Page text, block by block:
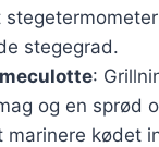
stegegrad.
:
og en sprød
marinere kødet